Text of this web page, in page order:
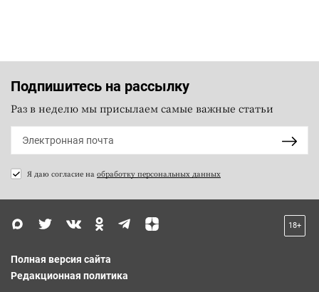
Подпишитесь на рассылку
Раз в неделю мы присылаем самые важные статьи
Я даю согласие на обработку персональных данных
18+
Полная версия сайта
Редакционная политика